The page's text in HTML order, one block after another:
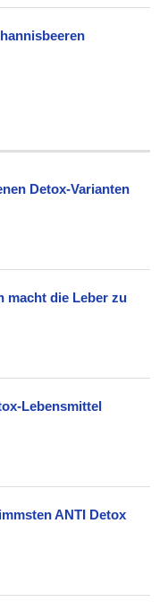
Detox-Varianten
macht die Leber zu
Lebensmittel
ANTI Detox